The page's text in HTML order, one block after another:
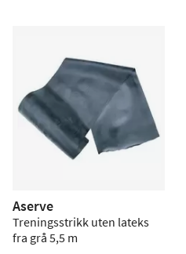
Aserve
Treningsstrikk uten lateks
fra grå 5,5 m